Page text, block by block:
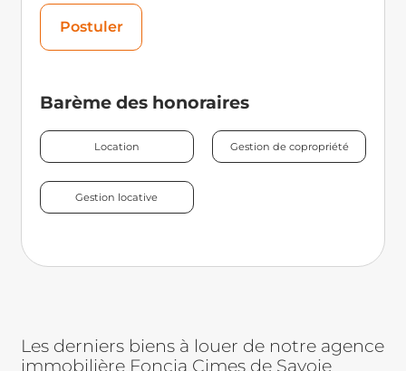
Postuler
Barème des honoraires
Location Gestion de copropriété
Gestion locative
Les derniers biens à louer de notre agence
immobilière Foncia Cimes de Savoie